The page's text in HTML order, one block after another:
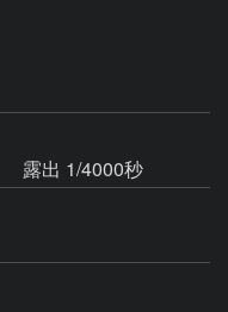
露出 1/4000秒